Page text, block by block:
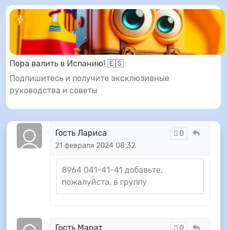
Пора валить в Испанию! 🇪🇸
Подпишитесь и получите эксклюзивные
руководства и советы
0
Гость Лариса
21 февраля 2024 08:32
8964 041-41-41 добавьте,
пожалуйста, в группу
0
Гость Марат